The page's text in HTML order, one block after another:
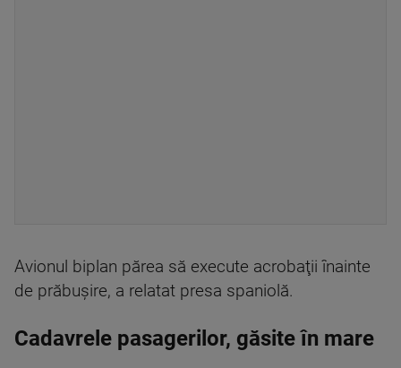
Avionul biplan părea să execute acrobaţii înainte
de prăbuşire, a relatat presa spaniolă.
Cadavrele pasagerilor, găsite în mare